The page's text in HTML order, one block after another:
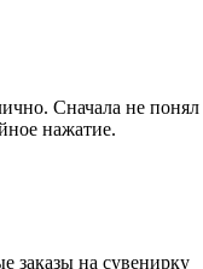
Сначала не понял
нажатие.
заказы на сувенирку